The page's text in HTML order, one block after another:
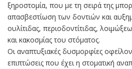
ξηροστομία, που με τη σειρά της
απασβεστίωση των δοντιών και
ουλίτιδας, περιοδοντίτιδας,
και κακοσμίας του στόματος.
Οι αναπτυξιακές δυσμορφίες
επιπτώσεις που έχει η στοματική